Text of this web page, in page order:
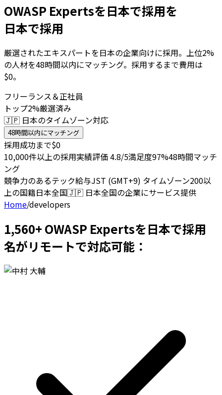
OWASP Expertsを日本で採用を
日本で採用
厳選されたエキスパートを日本の企業向けに採用。上位2%
の人材を48時間以内にマッチング。採用するまで費用は
$0。
フリーランス＆正社員
トップ2%厳選済み
🇯🇵 日本のタイムゾーン対応
48時間以内にマッチング
採用成功まで$0
10,000件以上の採用実績評価 4.8/5満足度97%48時間マッチ
ング
競争力のあるテック給与JST (GMT+9) タイムゾーン200以
上の国籍日本全国🇯🇵 日本全国の企業にサービス提供
Home/developers
1,560+ OWASP Expertsを日本で採用
名がリモートで対応可能：